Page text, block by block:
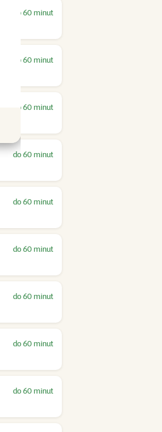
do 60 minut
do 60 minut
do 60 minut
do 60 minut
do 60 minut
do 60 minut
do 60 minut
do 60 minut
do 60 minut